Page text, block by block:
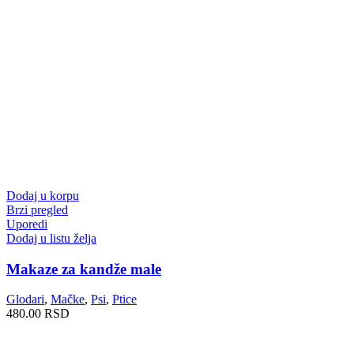
Dodaj u korpu
Brzi pregled
Uporedi
Dodaj u listu želja
Makaze za kandže male
Glodari, Mačke, Psi, Ptice
480.00 RSD